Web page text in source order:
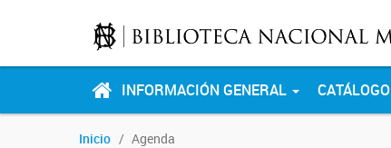
INFORMACIÓN GENERAL CATÁLOGO
Inicio Agenda